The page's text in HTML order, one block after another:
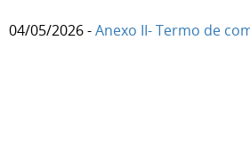
04/05/2026 -Anexo II- Termo de